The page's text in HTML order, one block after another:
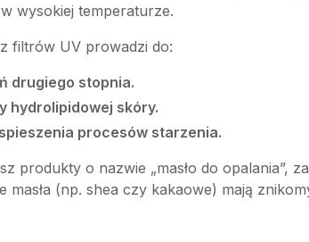
wysokiej temperaturze.
filtrów UV prowadzi do:
drugiego stopnia.
hydrolipidowej skóry.
procesów starzenia.
produkty o nazwie „masło do opalania”,
masła (np. shea czy kakaowe) mają